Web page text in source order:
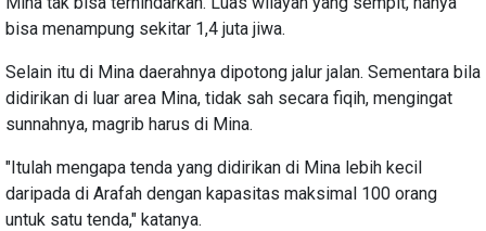
bisa menampung sekitar 1,4 juta jiwa.
Selain itu di Mina daerahnya dipotong jalur jalan. Sementara bila
didirikan di luar area Mina, tidak sah secara fiqih, mengingat
sunnahnya, magrib harus di Mina.
"Itulah mengapa tenda yang didirikan di Mina lebih kecil
daripada di Arafah dengan kapasitas maksimal 100 orang
untuk satu tenda," katanya.